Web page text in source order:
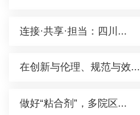
连接·共享·担当：四川...
在创新与伦理、规范与效...
做好“粘合剂”，多院区...